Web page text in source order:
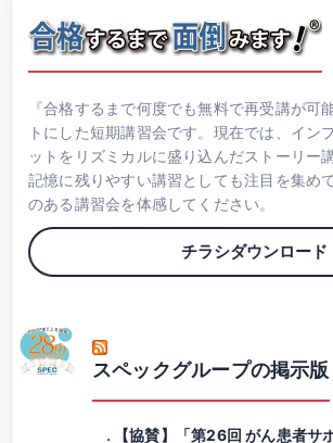
『合格するまで何度でも無料で再受講が可
トにした短期講習会です。現在では、イン
ットをリズミカルに盛り込んだストーリー
記憶に残りやすい講習としても注目を集め
のある講習会を体感してください。
チラシダウンロード
スペックグループの掲示版
【協賛】「第26回 がん患者サ